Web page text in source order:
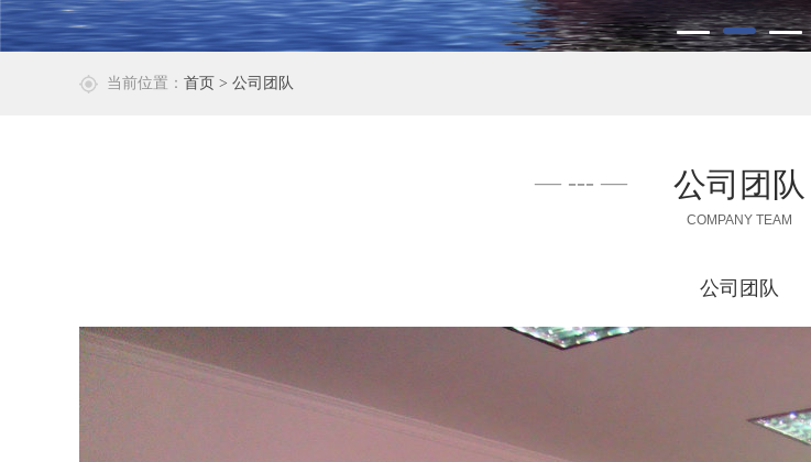
当前位置： 首页 > 公司团队
公司团队
COMPANY TEAM
公司团队